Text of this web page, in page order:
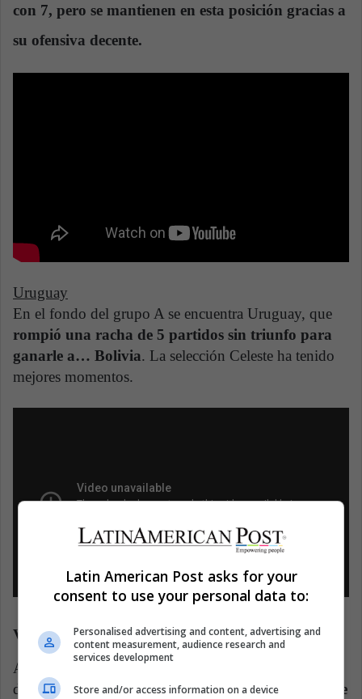
con 7, pero se mantienen en esta posición gracias a
su ofensiva decente.
Uruguay
En el fondo del grupo A se encuentra Uruguay, que
rompió una racha de 5 partidos sin triunfo para
ganarle a… Bolivia. La selección Celeste ha tenido
mejores momentos.
Venezuela
Aunque Venezuela en este momento está en el fondo
del grupo B,los venezolanos han sabido defenderse
Latin American Post asks for your
consent to use your personal data to:
Personalised advertising and content, advertising and
content measurement, audience research and
services development
Store and/or access information on a device